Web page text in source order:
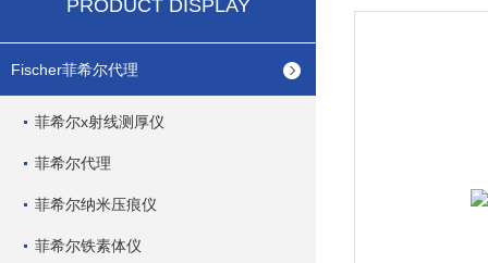
PRODUCT DISPLAY
Fischer菲希尔代理
菲希尔x射线测厚仪
菲希尔代理
菲希尔纳米压痕仪
菲希尔铁素体仪